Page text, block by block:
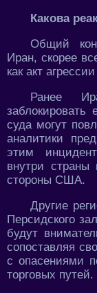
Какова
Общий
Иран, скорее
как акт
Ранее
суда могут
аналитики
этим
внутри страны
стороны США.
Другие
Персидского
будут
сопоставляя
с опасениями
торговых путей.